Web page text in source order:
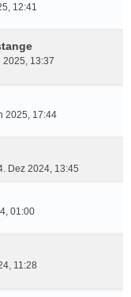
12:41
2025, 13:37
2025, 17:44
Dez 2024, 13:45
01:00
11:28